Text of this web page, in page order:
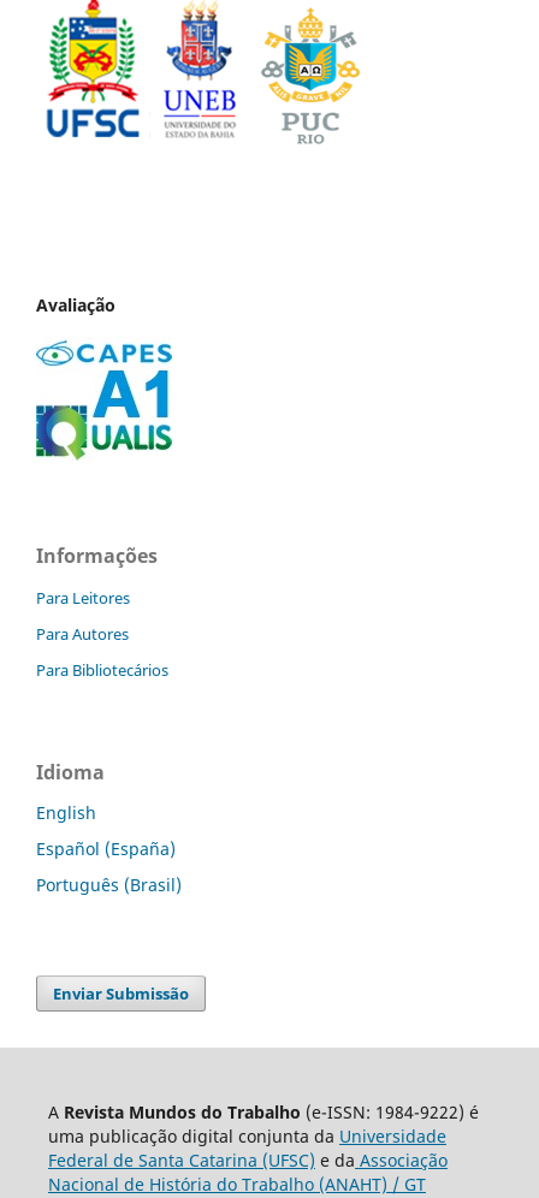
Avaliação
Informações
Para Leitores
Para Autores
Para Bibliotecários
Idioma
English
Español (España)
Português (Brasil)
Enviar Submissão
A Revista Mundos do Trabalho (e-ISSN: 1984-9222) é
uma publicação digital conjunta da Universidade
Federal de Santa Catarina (UFSC) e da Associação
Nacional de História do Trabalho (ANAHT) / GT